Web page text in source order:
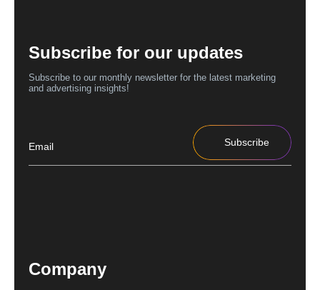
Subscribe for our updates
Subscribe to our monthly newsletter for the latest marketing
and advertising insights!
Subscribe
Company